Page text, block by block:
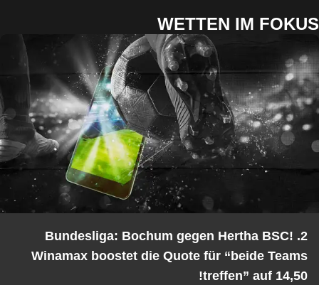
WETTEN IM FOKUS
2. Bundesliga: Bochum gegen Hertha BSC!
Winamax boostet die Quote für “beide Teams
treffen” auf 14,50!